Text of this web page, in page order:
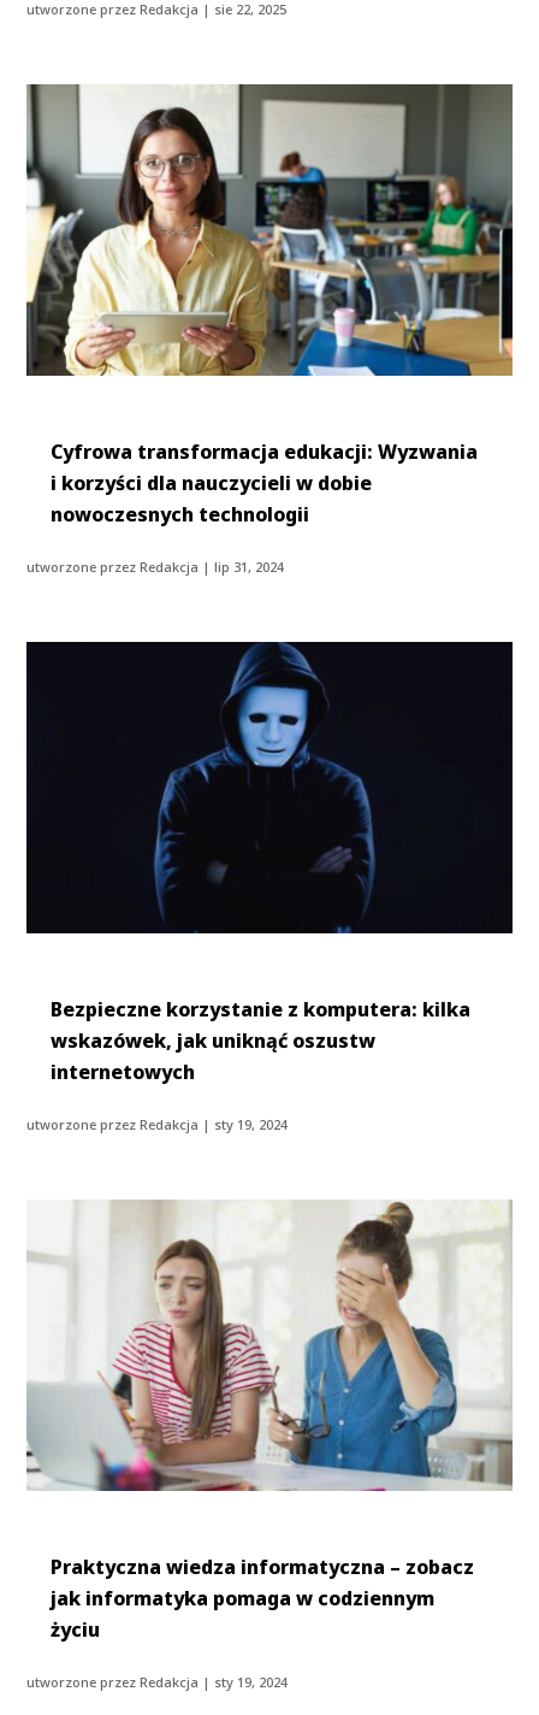
utworzone przezRedakcja | sie 22, 2025
Cyfrowa transformacja edukacji: Wyzwania
i korzyści dla nauczycieli w dobie
nowoczesnych technologii
utworzone przezRedakcja |lip 31, 2024
Bezpieczne korzystanie z komputera: kilka
wskazówek, jak uniknąć oszustw
internetowych
utworzone przezRedakcja | sty 19, 2024
Praktyczna wiedza informatyczna – zobacz
jak informatyka pomaga w codziennym
życiu
utworzone przezRedakcja | sty 19, 2024